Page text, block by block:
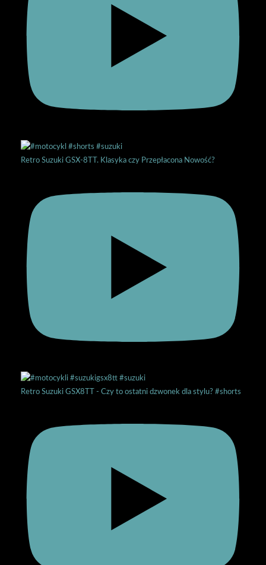
Retro Suzuki GSX-8TT. Klasyka czy Przepłacona Nowość?
Retro Suzuki GSX8TT - Czy to ostatni dzwonek dla stylu? #shorts